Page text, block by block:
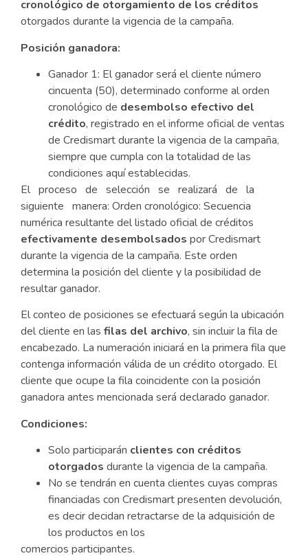
cronológico de otorgamiento de los créditos
otorgados durante la vigencia de la campaña.
Posición ganadora:
Ganador 1: El ganador será el cliente número
cincuenta (50), determinado conforme al orden
cronológico de desembolso efectivo del
crédito, registrado en el informe oficial de ventas
de Credismart durante la vigencia de la campaña,
siempre que cumpla con la totalidad de las
condiciones aquí establecidas.
El proceso de selección se realizará de la
siguiente manera: Orden cronológico: Secuencia
numérica resultante del listado oficial de créditos
efectivamente desembolsados por Credismart
durante la vigencia de la campaña. Este orden
determina la posición del cliente y la posibilidad de
resultar ganador.
El conteo de posiciones se efectuará según la ubicación
del cliente en las filas del archivo, sin incluir la fila de
encabezado. La numeración iniciará en la primera fila que
contenga información válida de un crédito otorgado. El
cliente que ocupe la fila coincidente con la posición
ganadora antes mencionada será declarado ganador.
Condiciones:
Solo participarán clientes con créditos
otorgados durante la vigencia de la campaña.
No se tendrán en cuenta clientes cuyas compras
financiadas con Credismart presenten devolución,
es decir decidan retractarse de la adquisición de
los productos en los
comercios participantes.